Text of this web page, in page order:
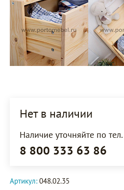
Нет в наличии
Наличие уточняйте по тел.
8 800 333 63 86
Артикул: 048.02.35